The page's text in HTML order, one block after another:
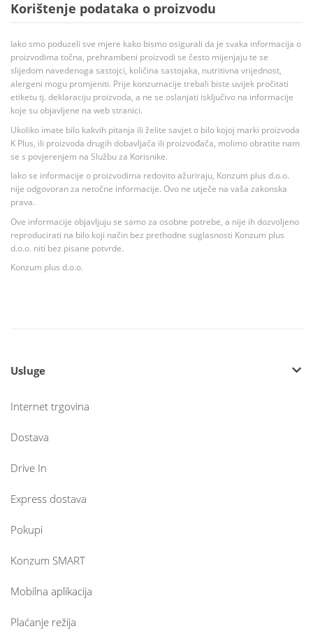
Korištenje podataka o proizvodu
Iako smo poduzeli sve mjere kako bismo osigurali da je svaka informacija o
proizvodima točna, prehrambeni proizvodi se često mijenjaju te se
slijedom navedenoga sastojci, količina sastojaka, nutritivna vrijednost,
alergeni mogu promjeniti. Prije konzumacije trebali biste uvijek pročitati
etiketu tj. deklaraciju proizvoda, a ne se oslanjati isključivo na informacije
koje su objavljene na web stranici.
Ukoliko imate bilo kakvih pitanja ili želite savjet o bilo kojoj marki proizvoda
K Plus, ili proizvoda drugih dobavljača ili proizvođača, molimo obratite nam
se s povjerenjem na Službu za Korisnike.
Iako se informacije o proizvodima redovito ažuriraju, Konzum plus d.o.o.
nije odgovoran za netočne informacije. Ovo ne utječe na vaša zakonska
prava.
Ove informacije objavljuju se samo za osobne potrebe, a nije ih dozvoljeno
reproducirati na bilo koji način bez prethodne suglasnosti Konzum plus
d.o.o. niti bez pisane potvrde.
Konzum plus d.o.o.
Usluge
Internet trgovina
Dostava
Drive In
Express dostava
Pokupi
Konzum SMART
Mobilna aplikacija
Plaćanje režija